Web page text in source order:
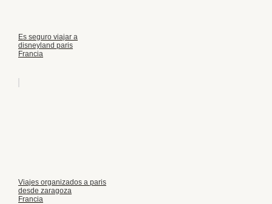
Es seguro viajar a
disneyland paris
Francia
Viajes organizados a paris
desde zaragoza
Francia